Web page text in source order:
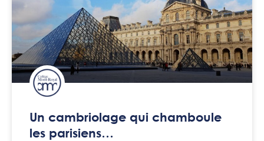
Un cambriolage qui chamboule
les parisiens…